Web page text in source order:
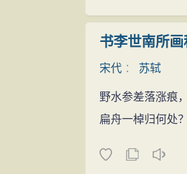
化，寓于点画线
或小，或疏或密
因为有诸家的称
合称为“天下三大
《兰亭序》是雅
苏轼
晚年
首的新党被打压
起居舍人，三个
对旧党执政后，
告陷害。苏轼至
筑建苏堤
书李世南所
宋代 ： 苏轼
野水参差落涨痕
扁舟一棹归何处